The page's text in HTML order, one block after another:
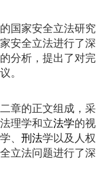
国家安全立法研究
安全立法进行了深
分析，提出了对完
。
章的正文组成，采
理学和立法学的视
学、 刑法学以及人权
立法问题进行了深